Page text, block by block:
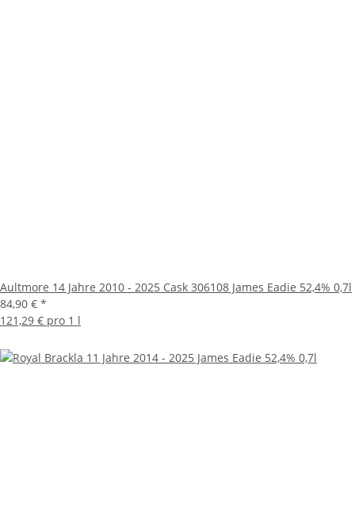
Aultmore 14 Jahre 2010 - 2025 Cask 306108 James Eadie 52,4% 0,7l
84,90 € *
121,29 € pro 1 l